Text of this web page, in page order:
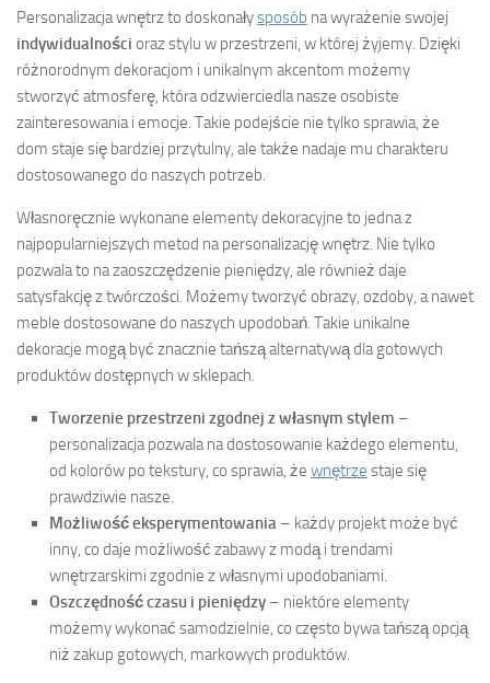
Personalizacja wnętrz to doskonałysposób na wyrażenie swojej
indywidualności oraz stylu w przestrzeni, w której żyjemy. Dzięki
różnorodnym dekoracjom i unikalnym akcentom możemy
stworzyć atmosferę, która odzwierciedla nasze osobiste
zainteresowania i emocje. Takie podejście nie tylko sprawia, że
dom staje się bardziej przytulny, ale także nadaje mu charakteru
dostosowanego do naszych potrzeb.
Własnoręcznie wykonane elementy dekoracyjne to jedna z
najpopularniejszych metod na personalizację wnętrz. Nie tylko
pozwala to na zaoszczędzenie pieniędzy, ale również daje
satysfakcję z twórczości. Możemy tworzyć obrazy, ozdoby, a nawet
meble dostosowane do naszych upodobań. Takie unikalne
dekoracje mogą być znacznie tańszą alternatywą dla gotowych
produktów dostępnych w sklepach.
Tworzenie przestrzeni zgodnej z własnym stylem –
personalizacja pozwala na dostosowanie każdego elementu,
od kolorów po tekstury, co sprawia, że wnętrze staje się
prawdziwie nasze.
Możliwość eksperymentowania – każdy projekt może być
inny, co daje możliwość zabawy z modą i trendami
wnętrzarskimi zgodnie z własnymi upodobaniami.
Oszczędność czasu i pieniędzy – niektóre elementy
możemy wykonać samodzielnie, co często bywa tańszą opcją
niż zakup gotowych, markowych produktów.